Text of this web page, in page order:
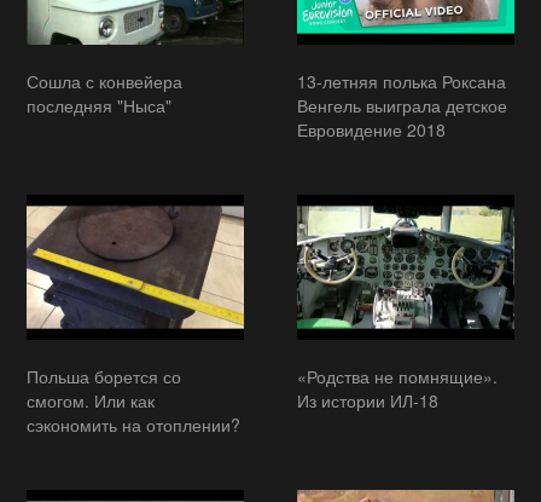
Сошла с конвейера
последняя "Ныса"
13-летняя полька Роксана
Венгель выиграла детское
Евровидение 2018
Польша борется со
смогом. Или как
сэкономить на отоплении?
«Родства не помнящие».
Из истории ИЛ-18